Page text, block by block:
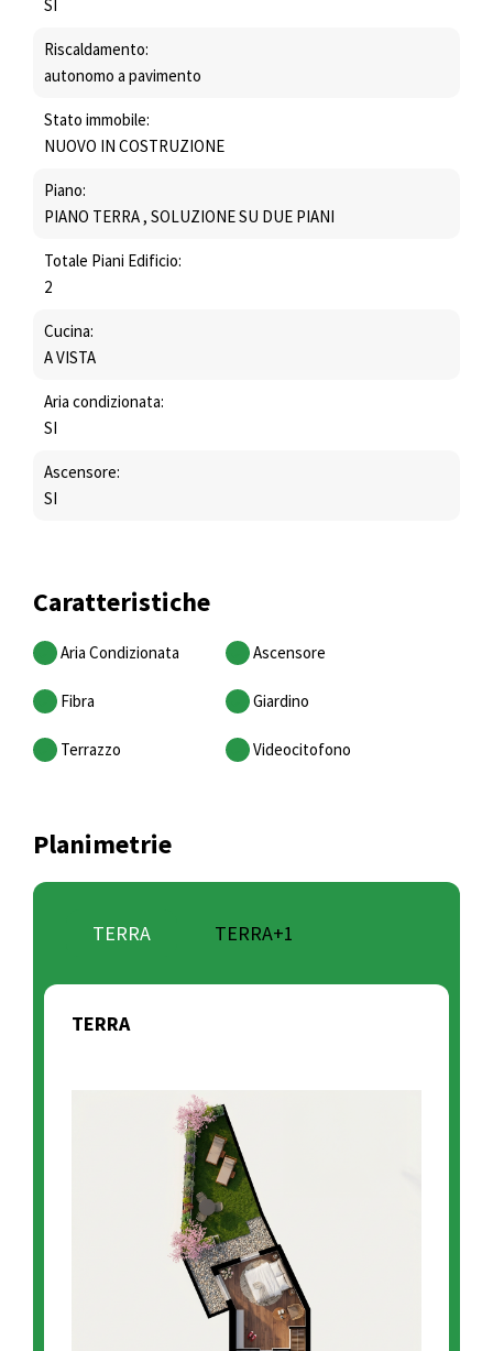
SI
Riscaldamento:
autonomo a pavimento
Stato immobile:
NUOVO IN COSTRUZIONE
Piano:
PIANO TERRA , SOLUZIONE SU DUE PIANI
Totale Piani Edificio:
2
Cucina:
A VISTA
Aria condizionata:
SI
Ascensore:
SI
Caratteristiche
Aria Condizionata Ascensore
Fibra Giardino
Terrazzo Videocitofono
Planimetrie
TERRA TERRA+1
TERRA